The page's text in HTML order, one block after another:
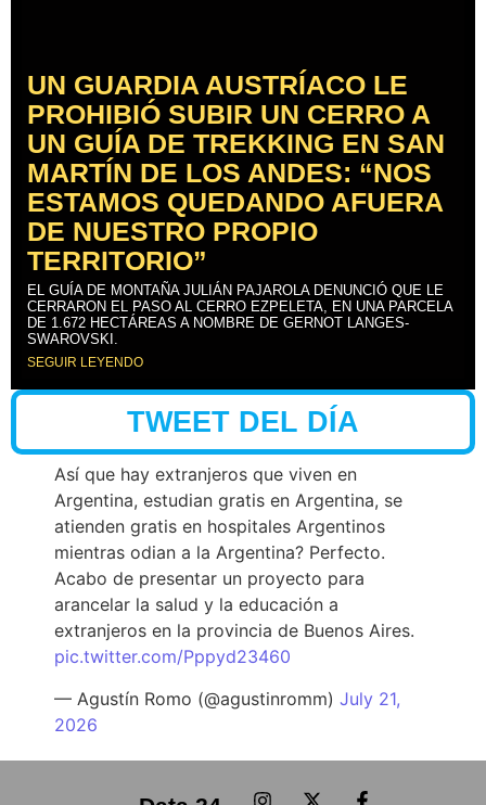
UN GUARDIA AUSTRÍACO LE
PROHIBIÓ SUBIR UN CERRO A
UN GUÍA DE TREKKING EN SAN
MARTÍN DE LOS ANDES: “NOS
ESTAMOS QUEDANDO AFUERA
DE NUESTRO PROPIO
TERRITORIO”
EL GUÍA DE MONTAÑA JULIÁN PAJAROLA DENUNCIÓ QUE LE
CERRARON EL PASO AL CERRO EZPELETA, EN UNA PARCELA
DE 1.672 HECTÁREAS A NOMBRE DE GERNOT LANGES-
SWAROVSKI.
SEGUIR LEYENDO
TWEET DEL DÍA
Así que hay extranjeros que viven en
Argentina, estudian gratis en Argentina, se
atienden gratis en hospitales Argentinos
mientras odian a la Argentina? Perfecto.
Acabo de presentar un proyecto para
arancelar la salud y la educación a
extranjeros en la provincia de Buenos Aires.
pic.twitter.com/Pppyd23460
— Agustín Romo (@agustinromm) July 21,
2026